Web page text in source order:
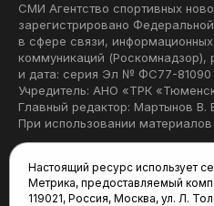
СМИ Агентство спортивных
зарегистрировано
в сфере связи,
коммуникаций (Роскомнадзор),
и дата: серия Эл № ФС77-81090
Учредитель: АНО «ТРК
Главный редактор: Мартынов В.
При использовании
Редакция:
Настоящий ресурс использует
Метрика, предоставляемый
119021, Россия, Москва, ул. Л.